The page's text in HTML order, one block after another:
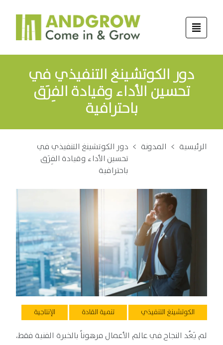
دور الكوتشينغ التنفيذي في
تحسين الأداء وقيادة الفِرَق
باحترافية
الرئيسية > المدونة > دور الكوتشينغ التنفيذي في
تحسين الأداء وقيادة الفِرَق
باحترافية
الكوتشينغ التنفيذي تنمية القادة الإنتاجية
لم يَعُد النجاح في عالم الأعمال مرهوناً بالخبرة الفنية فقط،